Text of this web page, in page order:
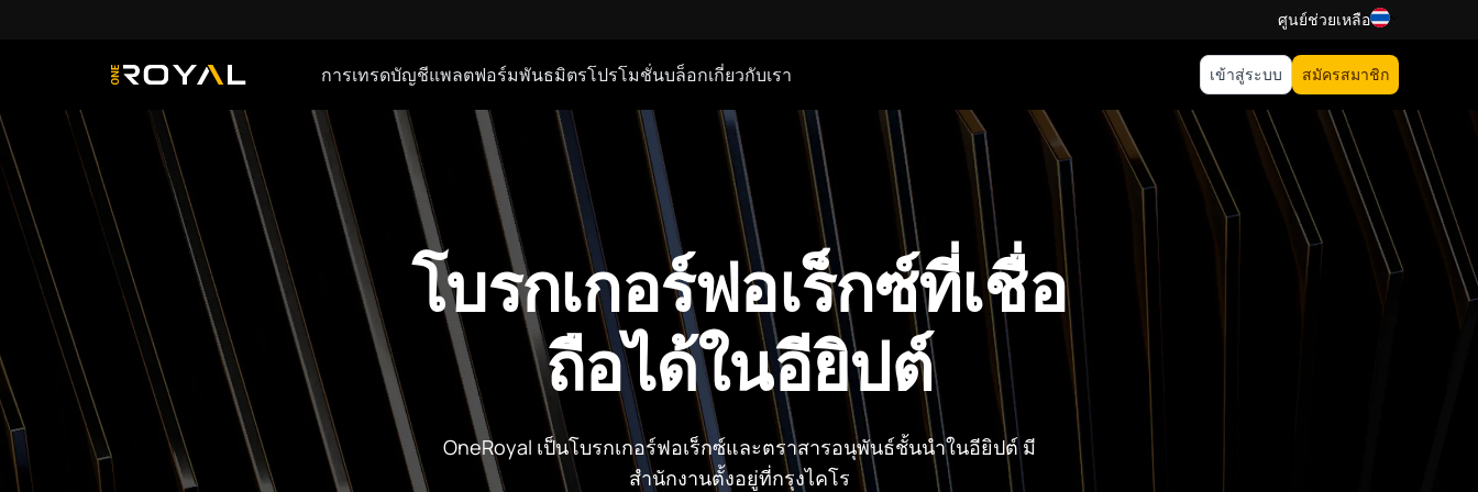
ศูนย์ช่วยเหลือ
OneRoyal Home การเทรดบัญชีแพลตฟอร์มพันธมิตรโปรโมชั่นบล็อกเกี่ยวกับเรา เข้าสู่ระบบ สมัครสมาชิก
โบรกเกอร์ฟอเร็กซ์ที่เชื่อ
ถือได้ในอียิปต์
OneRoyal เป็นโบรกเกอร์ฟอเร็กซ์และตราสารอนุพันธ์ชั้นนำในอียิปต์ มี
สำนักงานตั้งอยู่ที่กรุงไคโร